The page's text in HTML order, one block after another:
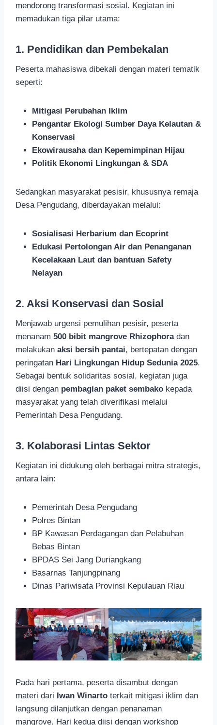
mendorong transformasi sosial. Kegiatan ini
memadukan tiga pilar utama:
1. Pendidikan dan Pembekalan
Peserta mahasiswa dibekali dengan materi tematik
seperti:
Mitigasi Perubahan Iklim
Pengantar Ekologi Sumber Daya Kelautan &
Konservasi
Ekowirausaha dan Kepemimpinan Hijau
Politik Ekonomi Lingkungan & SDA
Sedangkan masyarakat pesisir, khususnya remaja
Desa Pengudang, diberdayakan melalui:
Sosialisasi Herbarium dan Ecoprint
Edukasi Pertolongan Air dan Penanganan
Kecelakaan Laut dan bantuan Safety
Nelayan
2. Aksi Konservasi dan Sosial
Menjawab urgensi pemulihan pesisir, peserta
menanam 500 bibit mangrove Rhizophoradan
melakukan aksi bersih pantai, bertepatan dengan
peringatan Hari Lingkungan Hidup Sedunia 2025.
Sebagai bentuk solidaritas sosial, kegiatan juga
diisi dengan pembagian paket sembako kepada
masyarakat yang telah diverifikasi melalui
Pemerintah Desa Pengudang.
3. Kolaborasi Lintas Sektor
Kegiatan ini didukung oleh berbagai mitra strategis,
antara lain:
Pemerintah Desa Pengudang
Polres Bintan
BP Kawasan Perdagangan dan Pelabuhan
Bebas Bintan
BPDAS Sei Jang Duriangkang
Basarnas Tanjungpinang
Dinas Pariwisata Provinsi Kepulauan Riau
Pada hari pertama, peserta disambut dengan
materi dari Iwan Winarto terkait mitigasi iklim dan
langsung dilanjutkan dengan penanaman
mangrove. Hari kedua diisi dengan workshop